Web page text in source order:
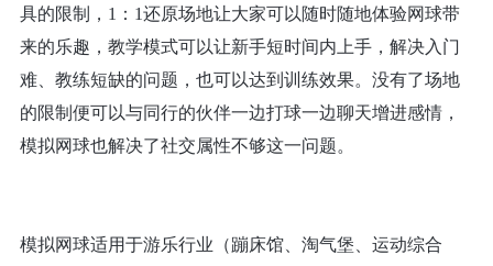
具的限制， 1 ： 1还原场地让大家可以随时随地体验网球带
来的乐趣，教学模式可以让新手短时间内上手，解决入门
难、教练短缺的问题，也可以达到训练效果。没有了场地
的限制便可以与同行的伙伴一边打球一边聊天增进感情，
模拟网球也解决了社交属性不够这一问题。
模拟网球适用于游乐行业（蹦床馆、淘气堡、运动综合